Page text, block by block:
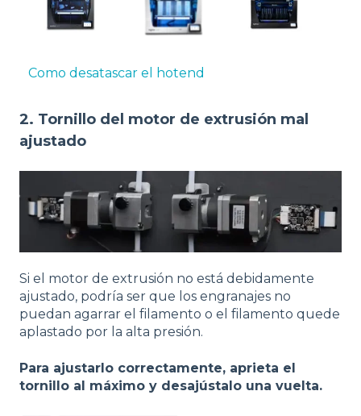
Como desatascar el hotend
2. Tornillo del motor de extrusión mal
ajustado
Si el motor de extrusión no está debidamente
ajustado, podría ser que los engranajes no
puedan agarrar el filamento o el filamento quede
aplastado por la alta presión.
Para ajustarlo correctamente, aprieta el
tornillo al máximo y desajústalo una vuelta.